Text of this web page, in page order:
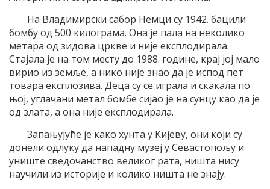
На Владимирски сабор Немци су 1942. бацили
бомбу од 500 килограма. Она је пала на неколико
метара од зидова цркве и није експлодирала.
Стајала је на том месту до 1988. године, крај јој мало
вирио из земље, а нико није знао да је испод пет
товара експлозива. Деца су се играла и скакала по
њој, углачани метал бомбе сијао је на сунцу као да је
од злата, а она није експлодирала.
Запањујуће је како хунта у Кијеву, они који су
донели одлуку да нападну музеј у Севастопољу и
униште сведочанство великог рата, ништа нису
научили из историје и колико ништа не знају.